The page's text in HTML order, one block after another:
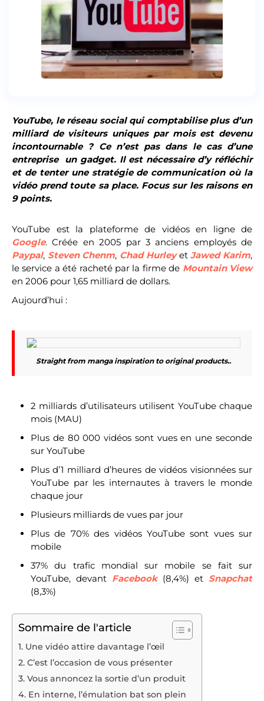
YouTube, le réseau social qui comptabilise plus d’un
milliard de visiteurs uniques par mois est devenu
incontournable ? Ce n’est pas dans le cas d’une
entreprise un gadget. Il est nécessaire d’y réfléchir
et de tenter une stratégie de communication où la
vidéo prend toute sa place. Focus sur les raisons en
9 points.
YouTube est la plateforme de vidéos en ligne de
Google. Créée en 2005 par 3 anciens employés de
Paypal, Steven Chenm, Chad HurleyetJawed Karim,
le service a été racheté par la firme de Mountain View
en 2006 pour 1,65 milliard de dollars.
Aujourd’hui :
Straight from manga inspiration to original products..
2 milliards d’utilisateurs utilisent YouTube chaque
mois (MAU)
Plus de 80 000 vidéos sont vues en une seconde
sur YouTube
Plus d’1 milliard d’heures de vidéos visionnées sur
YouTube par les internautes à travers le monde
chaque jour
Plusieurs milliards de vues par jour
Plus de 70% des vidéos YouTube sont vues sur
mobile
37% du trafic mondial sur mobile se fait sur
YouTube, devant Facebook(8,4%) et Snapchat
(8,3%)
Sommaire de l'article
1. Une vidéo attire davantage l’œil
2. C’est l’occasion de vous présenter
3. Vous annoncez la sortie d’un produit
4. En interne, l’émulation bat son plein